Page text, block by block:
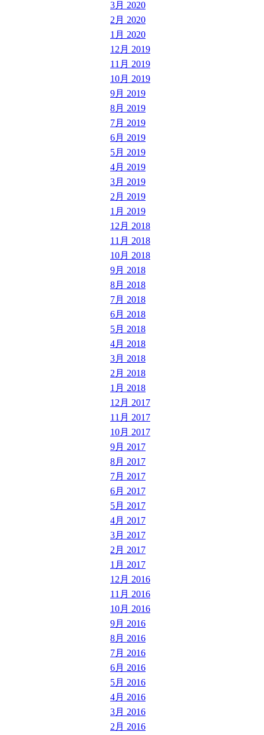
3月 2020
2月 2020
1月 2020
12月 2019
11月 2019
10月 2019
9月 2019
8月 2019
7月 2019
6月 2019
5月 2019
4月 2019
3月 2019
2月 2019
1月 2019
12月 2018
11月 2018
10月 2018
9月 2018
8月 2018
7月 2018
6月 2018
5月 2018
4月 2018
3月 2018
2月 2018
1月 2018
12月 2017
11月 2017
10月 2017
9月 2017
8月 2017
7月 2017
6月 2017
5月 2017
4月 2017
3月 2017
2月 2017
1月 2017
12月 2016
11月 2016
10月 2016
9月 2016
8月 2016
7月 2016
6月 2016
5月 2016
4月 2016
3月 2016
2月 2016